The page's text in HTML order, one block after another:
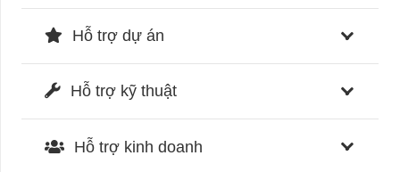
Hỗ trợ dự án
Hỗ trợ kỹ thuật
Hỗ trợ kinh doanh